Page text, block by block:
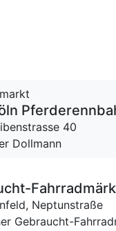
40
Dollmann
Neptunstraße
Gebraucht-